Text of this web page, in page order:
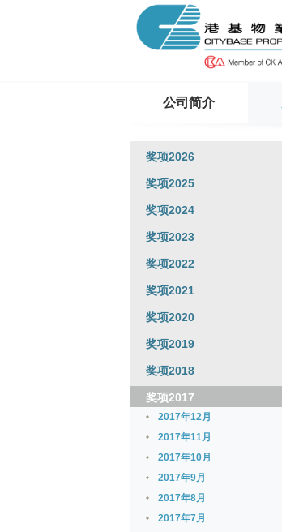
公司简介
奖项2026
奖项2025
奖项2024
奖项2023
奖项2022
奖项2021
奖项2020
奖项2019
奖项2018
奖项2017
2017年12月
2017年11月
2017年10月
2017年9月
2017年8月
2017年7月